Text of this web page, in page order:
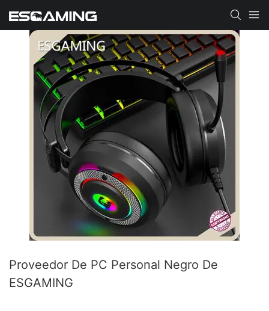
Proveedor De PC Personal Negro De
ESGAMING